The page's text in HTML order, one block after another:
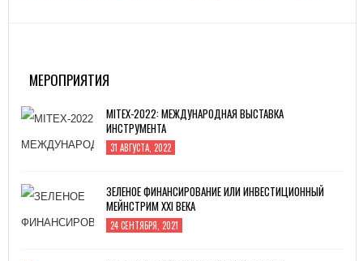
МЕРОПРИЯТИЯ
MITEX-2022: МЕЖДУНАРОДНАЯ ВЫСТАВКА
ИНСТРУМЕНТА
31 АВГУСТА, 2022
ЗЕЛЕНОЕ ФИНАНСИРОВАНИЕ ИЛИ ИНВЕСТИЦИОННЫЙ
МЕЙНСТРИМ XXI ВЕКА
24 СЕНТЯБРЯ, 2021